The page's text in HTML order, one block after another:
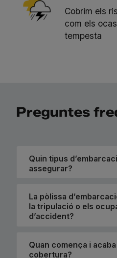
Cobrim els
com els
tempesta
Preguntes
Quin tipus
assegurar?
La pòlissa
la tripulació o els
d’accident?
Quan comença i acaba
cobertura?